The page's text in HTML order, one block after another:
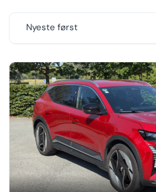
Nyeste først